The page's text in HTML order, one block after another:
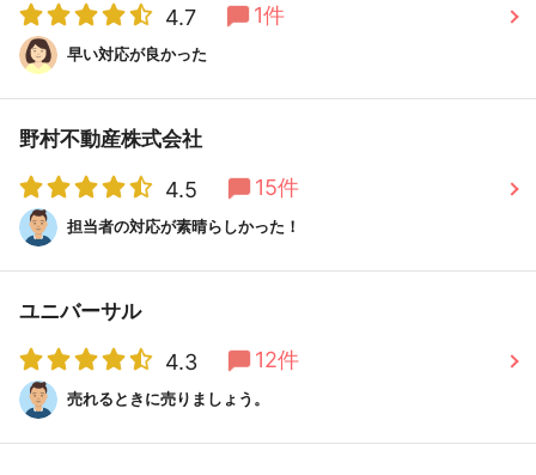
4.7 1件
早い対応が良かった
野村不動産株式会社
4.5 15件
担当者の対応が素晴らしかった！
ユニバーサル
4.3 12件
売れるときに売りましょう。